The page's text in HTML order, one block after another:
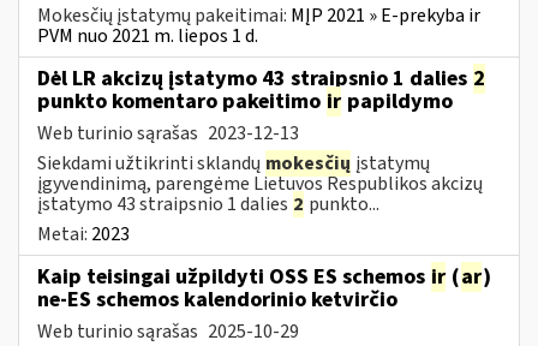
Mokesčių įstatymų pakeitimai: MĮP 2021 » E-prekyba ir
PVM nuo 2021 m. liepos 1 d.
Dėl LR akcizų įstatymo 43 straipsnio 1 dalies 2
punkto komentaro pakeitimo ir papildymo
Web turinio sąrašas 2023-12-13
Siekdami užtikrinti sklandų mokesčių įstatymų
įgyvendinimą, parengėme Lietuvos Respublikos akcizų
įstatymo 43 straipsnio 1 dalies 2 punkto...
Metai: 2023
Kaip teisingai užpildyti OSS ES schemos ir (ar)
ne-ES schemos kalendorinio ketvirčio
Web turinio sąrašas 2025-10-29